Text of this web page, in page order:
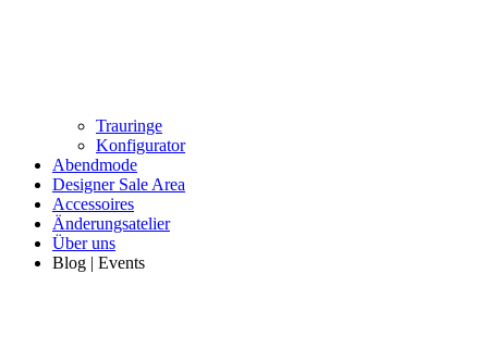
Trauringe
Konfigurator
Abendmode
Designer Sale Area
Accessoires
Änderungsatelier
Über uns
Blog | Events